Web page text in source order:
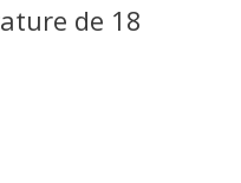
de 18